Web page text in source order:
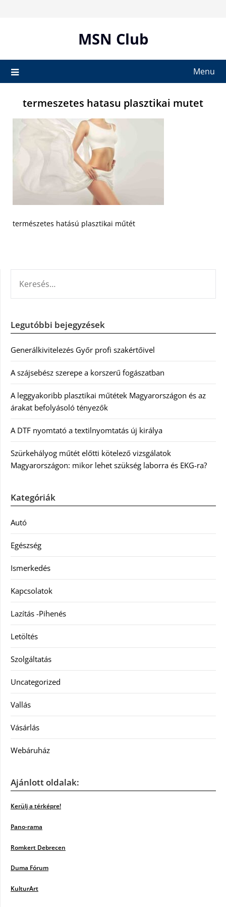
MSN Club
Menu
termeszetes hatasu plasztikai mutet
természetes hatású plasztikai műtét
Legutóbbi bejegyzések
Generálkivitelezés Győr profi szakértőivel
A szájsebész szerepe a korszerű fogászatban
A leggyakoribb plasztikai műtétek Magyarországon és az
árakat befolyásoló tényezők
A DTF nyomtató a textilnyomtatás új királya
Szürkehályog műtét előtti kötelező vizsgálatok
Magyarországon: mikor lehet szükség laborra és EKG-ra?
Kategóriák
Autó
Egészség
Ismerkedés
Kapcsolatok
Lazítás -Pihenés
Letöltés
Szolgáltatás
Uncategorized
Vallás
Vásárlás
Webáruház
Ajánlott oldalak:
Kerülj a térképre!
Pano-rama
Romkert Debrecen
Duma Fórum
KulturArt